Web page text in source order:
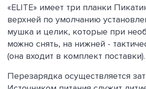
«ELITE» имеет три планки
верхней по умолчанию
мушка и целик, которые при
можно снять, на нижней -
(она входит в комплект поставки).
Перезарядка осуществляется